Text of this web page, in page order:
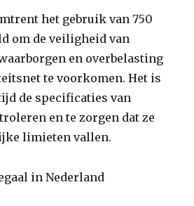
het gebruik van 750
om de veiligheid van
en overbelasting
te voorkomen. Het is
de specificaties van
en te zorgen dat ze
limieten vallen.